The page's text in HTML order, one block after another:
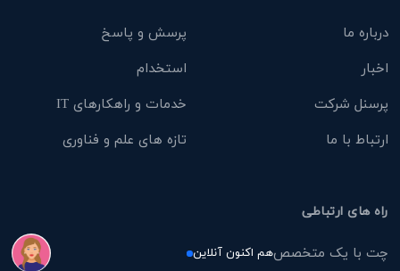
درباره ما
پرسش و پاسخ
اخبار
استخدام
پرسنل شرکت
خدمات و راهکارهای IT
ارتباط با ما
تازه های علم و فناوری
راه های ارتباطی
چت با یک متخصصهم اکنون آنلاین